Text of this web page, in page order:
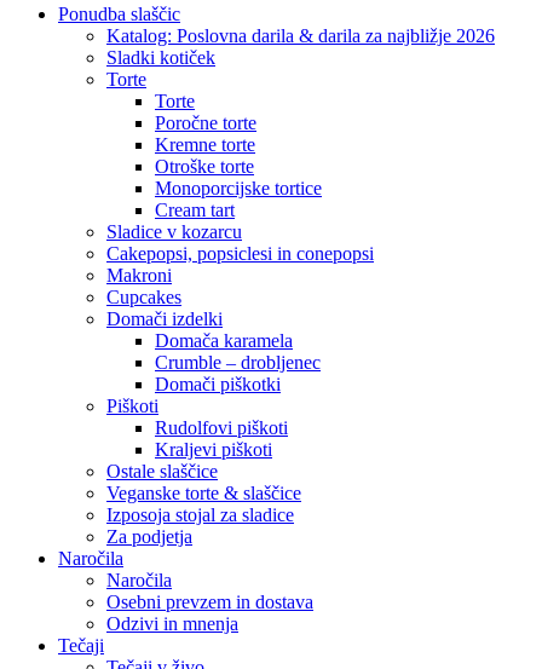
Close
Ponudba slaščic
Katalog: Poslovna darila & darila za najbližje 2026
Sladki kotiček
Torte
Torte
Poročne torte
Kremne torte
Otroške torte
Monoporcijske tortice
Cream tart
Sladice v kozarcu
Cakepopsi, popsiclesi in conepopsi
Makroni
Cupcakes
Domači izdelki
Domača karamela
Crumble – drobljenec
Domači piškotki
Piškoti
Rudolfovi piškoti
Kraljevi piškoti
Ostale slaščice
Veganske torte & slaščice
Izposoja stojal za sladice
Za podjetja
Naročila
Naročila
Osebni prevzem in dostava
Odzivi in mnenja
Tečaji